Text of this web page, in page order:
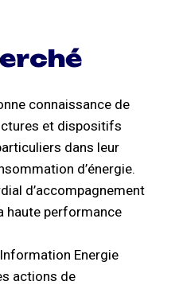
connaissance de
et dispositifs
dans leur
d’énergie.
d’accompagnement
haute performance
Energie
actions de